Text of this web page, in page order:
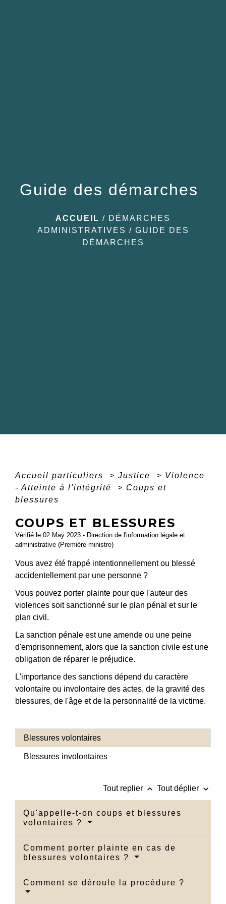
Guide des démarches
ACCUEIL / DÉMARCHES
ADMINISTRATIVES / GUIDE DES
DÉMARCHES
Accueil particuliers > Justice > Violence
- Atteinte à l'intégrité
> Coups et
blessures
COUPS ET BLESSURES
Vérifié le 02 May 2023 - Direction de l'information légale et
administrative (Première ministre)
Vous avez été frappé intentionnellement ou blessé
accidentellement par une personne ?
Vous pouvez porter plainte pour que l'auteur des
violences soit sanctionné sur le plan pénal et sur le
plan civil.
La sanction pénale est une amende ou une peine
d'emprisonnement, alors que la sanction civile est une
obligation de réparer le préjudice.
L'importance des sanctions dépend du caractère
volontaire ou involontaire des actes, de la gravité des
blessures, de l'âge et de la personnalité de la victime.
Blessures volontaires
Blessures involontaires
Tout replier keyboard_arrow_up Tout déplier keyboard_arrow_down
Qu'appelle-t-on coups et blessures
volontaires ?
Comment porter plainte en cas de
blessures volontaires ?
Comment se déroule la procédure ?